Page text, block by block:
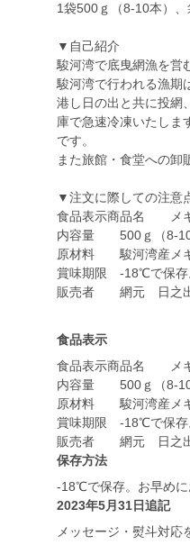
1袋500ｇ（8-10本）、
▼自己紹介
駿河湾で底曳網漁を営
駿河湾で行われる漁期
港し日の出と共に投網
庫で急速冷凍いたしま
です。
また旅館・食堂への卸
▼注文に際しての注意
食品表示商品名 メギ
内容量 500ｇ（8-10
原材料 駿河湾産メ
賞味期限 -18℃で保存
販売者 網元 日之
食品表示
食品表示商品名 メギ
内容量 500ｇ（8-10
原材料 駿河湾産メ
賞味期限 -18℃で保存
販売者 網元 日之
保存方法
-18℃で保存。お早め
2023年5月31日追記
メッセージ・熨斗対応